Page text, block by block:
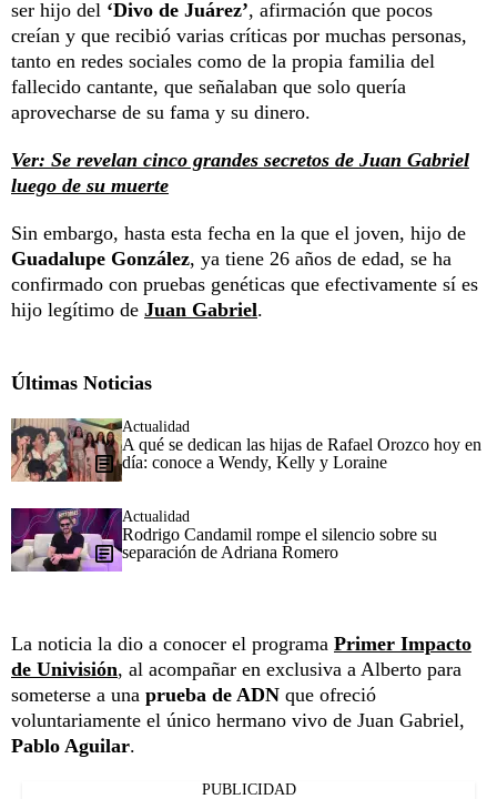
ser hijo del ‘Divo de Juárez’, afirmación que pocos
creían y que recibió varias críticas por muchas personas,
tanto en redes sociales como de la propia familia del
fallecido cantante, que señalaban que solo quería
aprovecharse de su fama y su dinero.
Ver: Se revelan cinco grandes secretos de Juan Gabriel
luego de su muerte
Sin embargo, hasta esta fecha en la que el joven, hijo de
Guadalupe González, ya tiene 26 años de edad, se ha
confirmado con pruebas genéticas que efectivamente sí es
hijo legítimo de Juan Gabriel.
Últimas Noticias
Actualidad
A qué se dedican las hijas de Rafael Orozco hoy en
día: conoce a Wendy, Kelly y Loraine
Actualidad
Rodrigo Candamil rompe el silencio sobre su
separación de Adriana Romero
La noticia la dio a conocer el programa Primer Impacto
de Univisión, al acompañar en exclusiva a Alberto para
someterse a una prueba de ADN que ofreció
voluntariamente el único hermano vivo de Juan Gabriel,
Pablo Aguilar.
PUBLICIDAD